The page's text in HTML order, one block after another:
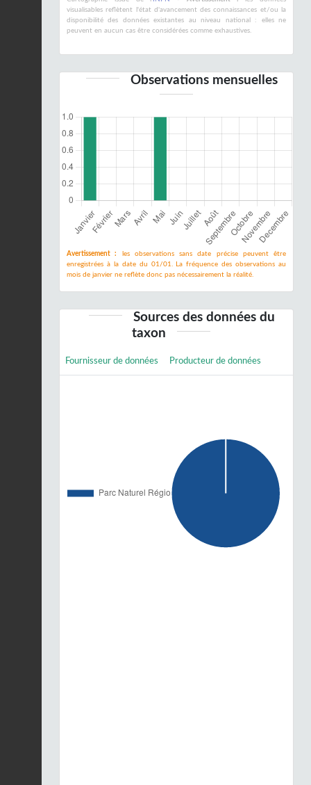
visualisables reflètent l'état d'avancement des connaissances et/ou la
disponibilité des données existantes au niveau national : elles ne
peuvent en aucun cas être considérées comme exhaustives.
Observations mensuelles
Avertissement :
les observations sans date précise peuvent être
enregistrées à la date du 01/01. La fréquence des observations au
mois de janvier ne reflète donc pas nécessairement la réalité.
Sources des données du
taxon
Fournisseur de données Producteur de données